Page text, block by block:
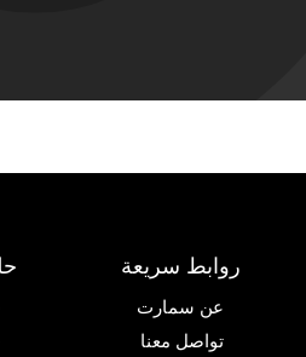
روابط سريعة
عن سمارت
تواصل معنا